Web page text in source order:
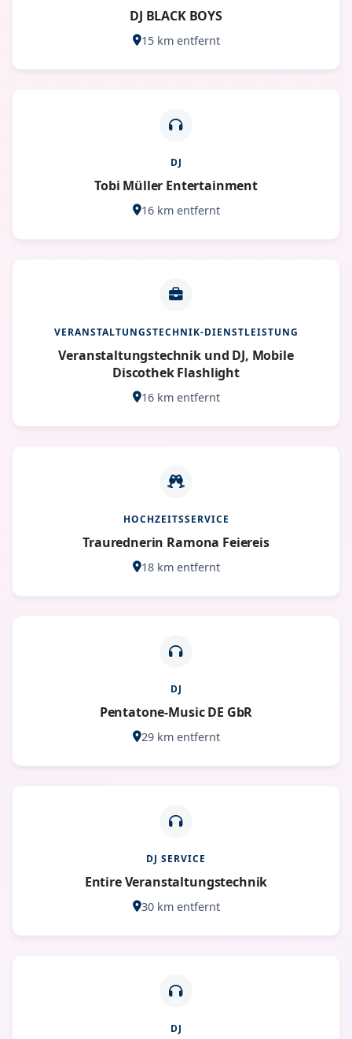
DJ BLACK BOYS
15 km entfernt
DJ
Tobi Müller Entertainment
16 km entfernt
VERANSTALTUNGSTECHNIK-DIENSTLEISTUNG
Veranstaltungstechnik und DJ, Mobile
Discothek Flashlight
16 km entfernt
HOCHZEITSSERVICE
Traurednerin Ramona Feiereis
18 km entfernt
DJ
Pentatone-Music DE GbR
29 km entfernt
DJ SERVICE
Entire Veranstaltungstechnik
30 km entfernt
DJ